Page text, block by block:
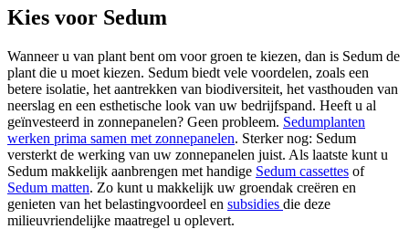
Kies voor Sedum
Wanneer u van plant bent om voor groen te kiezen, dan is Sedum de
plant die u moet kiezen. Sedum biedt vele voordelen, zoals een
betere isolatie, het aantrekken van biodiversiteit, het vasthouden van
neerslag en een esthetische look van uw bedrijfspand. Heeft u al
geïnvesteerd in zonnepanelen? Geen probleem. Sedumplanten
werken prima samen met zonnepanelen. Sterker nog: Sedum
versterkt de werking van uw zonnepanelen juist. Als laatste kunt u
Sedum makkelijk aanbrengen met handige Sedum cassettes of
Sedum matten. Zo kunt u makkelijk uw groendak creëren en
genieten van het belastingvoordeel en subsidies die deze
milieuvriendelijke maatregel u oplevert.